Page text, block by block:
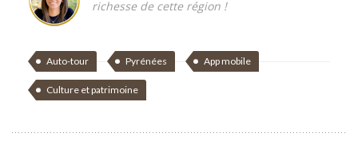
richesse de cette région !
Auto-tour Pyrénées App mobile
Culture et patrimoine